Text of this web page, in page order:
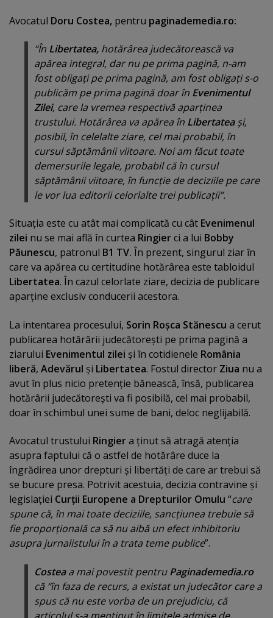
Avocatul Doru Costea, pentru paginademedia.ro:
“În Libertatea, hotărârea judecătorească va
apărea integral, dar nu pe prima pagină, n-am
fost obligaţi pe prima pagină, am fost obligaţi s-o
publicăm pe prima pagină doar în Evenimentul
Zilei, care la vremea respectivă aparţinea
trustului. Hotărârea va apărea în Libertateaşi,
posibil, în celelalte ziare, cel mai probabil, în
cursul săptămânii viitoare. Noi am făcut toate
demersurile legale, probabil că în cursul
săptămânii viitoare, în funcţie de deciziile pe care
le vor lua editorii celorlalte trei publicaţii”.
Situaţia este cu atât mai complicată cu cât Evenimenul
zilei nu se mai află în curtea Ringierci a lui Bobby
Păunescu, patronul B1 TV. În prezent, singurul ziar în
care va apărea cu certitudine hotărârea este tabloidul
Libertatea. În cazul celorlate ziare, decizia de publicare
aparţine exclusiv conducerii acestora.
La intentarea procesului, Sorin Roşca Stănescu a cerut
publicarea hotărârii judecătoreşti pe prima pagină a
ziarului Evenimentul zilei şi în cotidienele România
liberă, Adevărul şi Libertatea. Fostul director Ziua nu a
avut în plus nicio pretenţie bănească, însă, publicarea
hotărârii judecătoreşti va fi posibilă, cel mai probabil,
doar în schimbul unei sume de bani, deloc neglijabilă.
Avocatul trustului Ringiera ţinut să atragă atenţia
asupra faptului că o astfel de hotărâre duce la
îngrădirea unor drepturi şi libertăţi de care ar trebui să
se bucure presa. Potrivit acestuia, decizia contravine şi
legislaţiei Curţii Europene a Drepturilor Omulu “care
spune că, în mai toate deciziile, sancţiunea trebuie să
fie proporţională ca să nu aibă un efect inhibitoriu
asupra jurnalistului în a trata teme publice”.
Costeaa mai povestit pentruPaginademedia.ro
că “în faza de recurs, a existat un judecător care a
spus că nu este vorba de un prejudiciu, că
articolul s-a menţinut în limitele admise de